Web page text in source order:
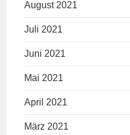
August 2021
Juli 2021
Juni 2021
Mai 2021
April 2021
März 2021